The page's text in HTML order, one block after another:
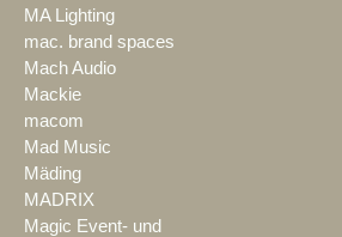
MA Lighting
mac. brand spaces
Mach Audio
Mackie
macom
Mad Music
Mäding
MADRIX
Magic Event- und